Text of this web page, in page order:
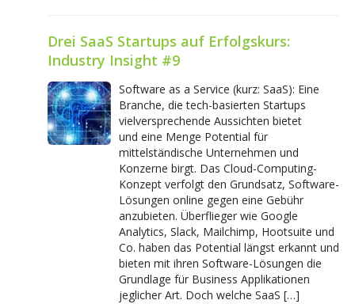
Drei SaaS Startups auf Erfolgskurs:
Industry Insight #9
Software as a Service (kurz: SaaS): Eine
Branche, die tech-basierten Startups
vielversprechende Aussichten bietet
und eine Menge Potential für
mittelständische Unternehmen und
Konzerne birgt. Das Cloud-Computing-
Konzept verfolgt den Grundsatz, Software-
Lösungen online gegen eine Gebühr
anzubieten. Überflieger wie Google
Analytics, Slack, Mailchimp, Hootsuite und
Co. haben das Potential längst erkannt und
bieten mit ihren Software-Lösungen die
Grundlage für Business Applikationen
jeglicher Art. Doch welche SaaS […]